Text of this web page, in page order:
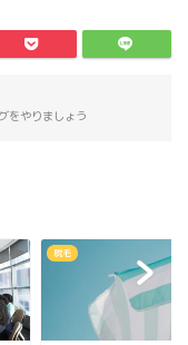
をやりましょう
脱毛